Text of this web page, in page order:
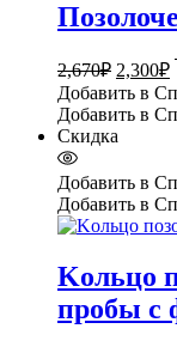
2,670₽
цена
2,670₽.
2,300₽
Добавить в
Добавить в
Скидка
Добавить в
Добавить в
Kольцо
пробы с